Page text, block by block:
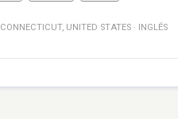
CONNECTICUT, UNITED STATES · INGLÉS